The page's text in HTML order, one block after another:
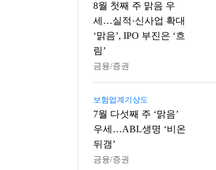
8월 첫째 주 맑음 우
세…실적·신사업 확대
‘맑음’, IPO 부진은 ‘흐
림’
금융/증권
보험업계기상도
7월 다섯째 주 ‘맑음’
우세…ABL생명 ‘비온
뒤갬’
금융/증권